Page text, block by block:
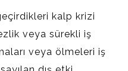
kalp krizi
veya sürekli iş
veya ölmeleri iş